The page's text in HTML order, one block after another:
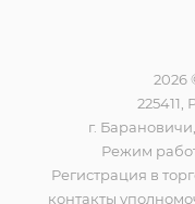
225411,
г.
Режим
Регистрация в
контакты